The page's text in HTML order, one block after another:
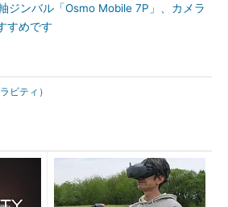
ジンバル「Osmo Mobile 7P」、カメラ
すめです
ビティ）